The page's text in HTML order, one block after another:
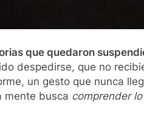
que quedaron
despedirse, que no
un gesto que nunca
mente busca comprender